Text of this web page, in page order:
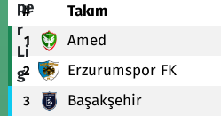
# Takım
1 Amed
2 Erzurumspor FK
3 Başakşehir